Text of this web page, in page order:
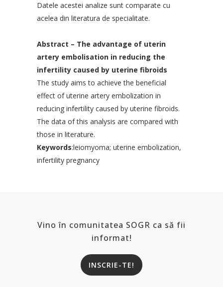
Datele acestei analize sunt comparate cu
acelea din literatura de specialitate.
Abstract – The advantage of uterin
artery embolisation in reducing the
infertility caused by uterine fibroids
The study aims to achieve the beneficial
effect of uterine artery embolization in
reducing infertility caused by uterine fibroids.
The data of this analysis are compared with
those in literature.
Keywords:leiomyoma; uterine embolization,
infertility pregnancy
Vino în comunitatea SOGR ca să fii
informat!
INSCRIE-TE!